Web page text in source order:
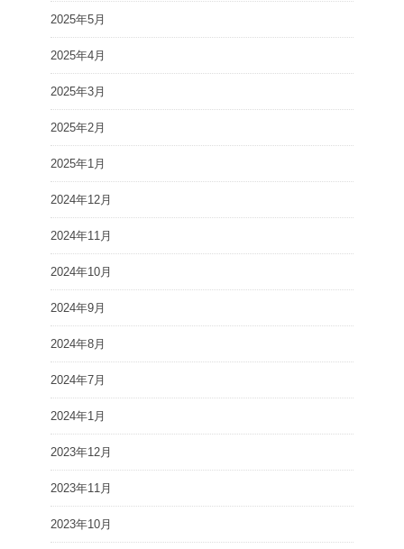
2025年5月
2025年4月
2025年3月
2025年2月
2025年1月
2024年12月
2024年11月
2024年10月
2024年9月
2024年8月
2024年7月
2024年1月
2023年12月
2023年11月
2023年10月